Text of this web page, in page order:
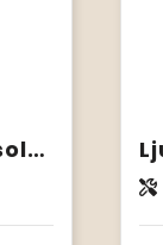
Cove vacuüm geïsoleerde roestvrijstalen fles van 500 ml